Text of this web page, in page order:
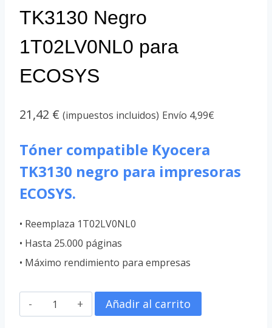
TK3130 Negro
1T02LV0NL0 para
ECOSYS
21,42 € (impuestos incluidos) Envío 4,99€
Tóner compatible Kyocera
TK3130 negro para impresoras
ECOSYS.
• Reemplaza 1T02LV0NL0
• Hasta 25.000 páginas
• Máximo rendimiento para empresas
Cartucho
de
Añadir al carrito